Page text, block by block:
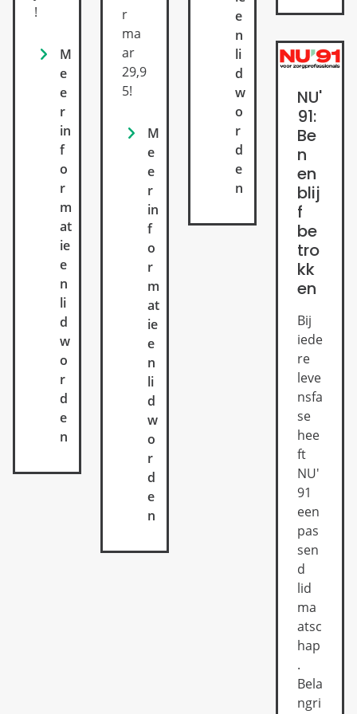
!
M
e
e
r
in
f
o
r
m
at
ie
e
n
li
d
w
o
r
d
e
n
r
ma
ar
29,9
5!
M
e
e
r
in
f
o
r
m
at
ie
e
n
li
d
w
o
r
d
e
n
e
n
li
d
w
o
r
d
e
n
NU'
91:
Be
n
en
blij
f
be
tro
kk
en
Bij
iede
re
leve
nsfa
se
hee
ft
NU'
91
een
pas
sen
d
lid
ma
atsc
hap
.
Bela
ngri